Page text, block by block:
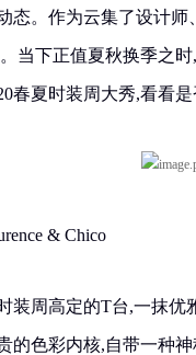
态。作为云集了设计
当下正值夏秋换季之
春夏时装周大秀,看看
& Chico
装周高定的T台,一抹
的色彩内核,自带一种